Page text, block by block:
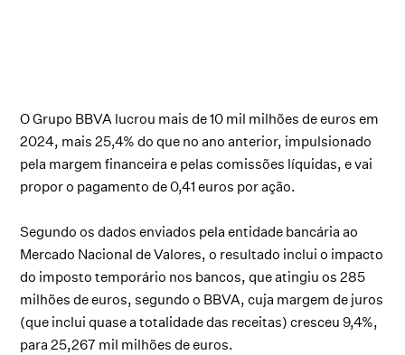
O Grupo BBVA lucrou mais de 10 mil milhões de euros em
2024, mais 25,4% do que no ano anterior, impulsionado
pela margem financeira e pelas comissões líquidas, e vai
propor o pagamento de 0,41 euros por ação.
Segundo os dados enviados pela entidade bancária ao
Mercado Nacional de Valores, o resultado inclui o impacto
do imposto temporário nos bancos, que atingiu os 285
milhões de euros, segundo o BBVA, cuja margem de juros
(que inclui quase a totalidade das receitas) cresceu 9,4%,
para 25,267 mil milhões de euros.